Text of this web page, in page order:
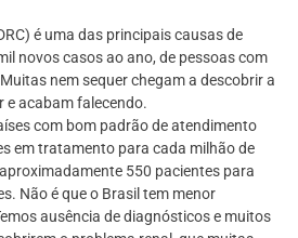
é uma das principais causas de
novos casos ao ano, de pessoas com
nem sequer chegam a descobrir a
e acabam falecendo.
com bom padrão de atendimento
em tratamento para cada milhão de
550 pacientes para
Não é que o Brasil tem menor
ausência de diagnósticos e muitos